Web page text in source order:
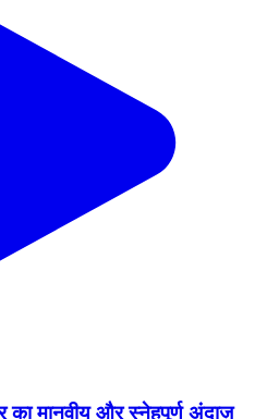
का मानवीय और स्नेहपूर्ण अंदाज़